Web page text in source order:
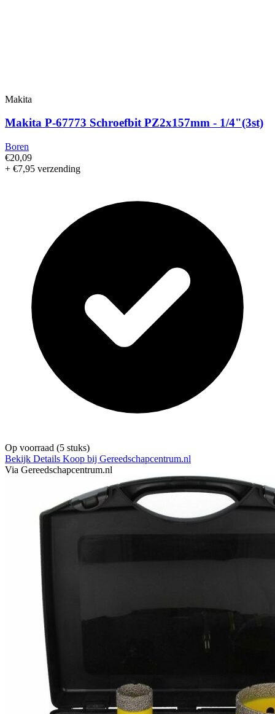
Makita
Makita P-67773 Schroefbit PZ2x157mm - 1/4"(3st)
Boren
€20,09
+ €7,95 verzending
Op voorraad (5 stuks)
Bekijk Details Koop bij Gereedschapcentrum.nl
Via Gereedschapcentrum.nl